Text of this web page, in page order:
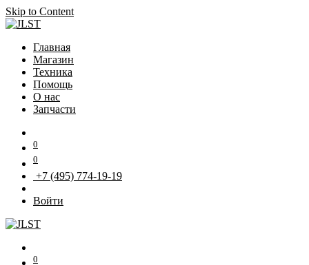
Skip to Content
Главная
Магазин
Техника
Помощь
О нас
Запчасти
0
0
+7 (495) 774-19-19
Войти
0